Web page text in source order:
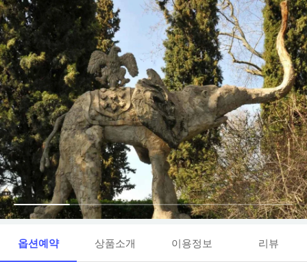
옵션예약 상품소개 이용정보 리뷰